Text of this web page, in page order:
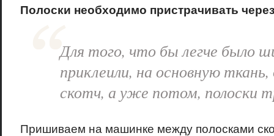
Полоски необходимо пристрачивать
Для того, что бы легче было
приклеили, на основную
скотч, а уже потом, полоски
Пришиваем на машинке между полосками